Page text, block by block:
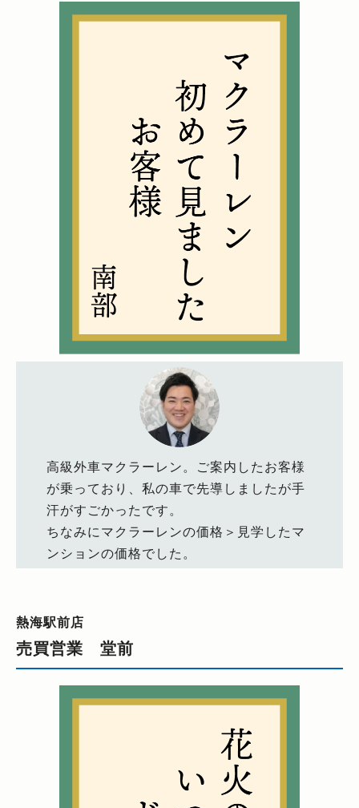
高級外車マクラーレン。ご案内したお客様
が乗っており、私の車で先導しましたが手
汗がすごかったです。
ちなみにマクラーレンの価格＞見学したマ
ンションの価格でした。
熱海駅前店
売買営業 堂前